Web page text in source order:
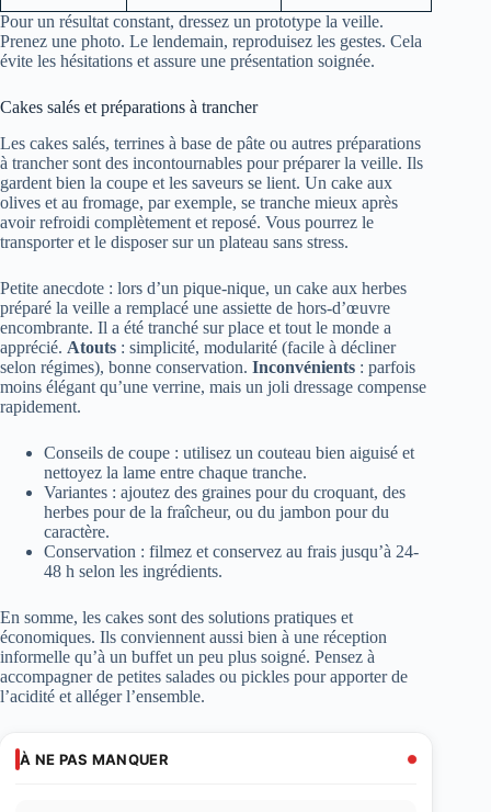
Pour un résultat constant, dressez un prototype la veille.
Prenez une photo. Le lendemain, reproduisez les gestes. Cela
évite les hésitations et assure une présentation soignée.
Cakes salés et préparations à trancher
Les cakes salés, terrines à base de pâte ou autres préparations
à trancher sont des incontournables pour préparer la veille. Ils
gardent bien la coupe et les saveurs se lient. Un cake aux
olives et au fromage, par exemple, se tranche mieux après
avoir refroidi complètement et reposé. Vous pourrez le
transporter et le disposer sur un plateau sans stress.
Petite anecdote : lors d’un pique-nique, un cake aux herbes
préparé la veille a remplacé une assiette de hors-d’œuvre
encombrante. Il a été tranché sur place et tout le monde a
apprécié. Atouts : simplicité, modularité (facile à décliner
selon régimes), bonne conservation. Inconvénients : parfois
moins élégant qu’une verrine, mais un joli dressage compense
rapidement.
Conseils de coupe : utilisez un couteau bien aiguisé et
nettoyez la lame entre chaque tranche.
Variantes : ajoutez des graines pour du croquant, des
herbes pour de la fraîcheur, ou du jambon pour du
caractère.
Conservation : filmez et conservez au frais jusqu’à 24-
48 h selon les ingrédients.
En somme, les cakes sont des solutions pratiques et
économiques. Ils conviennent aussi bien à une réception
informelle qu’à un buffet un peu plus soigné. Pensez à
accompagner de petites salades ou pickles pour apporter de
l’acidité et alléger l’ensemble.
À NE PAS MANQUER